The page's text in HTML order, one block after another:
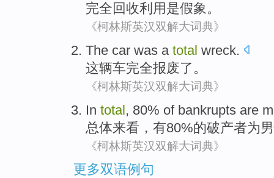
完全回收利用 是假象。
《柯林斯英汉双解大词典》
The car was a total wreck.
这辆车完全报废了。
《柯林斯英汉双解大词典》
In total, 80% of bankrupts are
总体来看，有80%的破产者为
《柯林斯英汉双解大词典》
更多双语例句